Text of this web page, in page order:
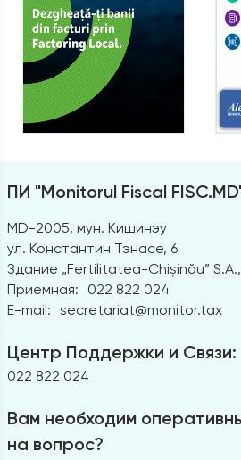
ПИ "Monitorul Fiscal
MD-2005, мун. Кишинэу
ул. Константин Тэнасе, 6
Здание „Fertilitatea-Chișinău”
Приемная:
022 822 024
E-mail: secretariat@monitor.tax
Центр Поддержки и Связи:
022 822 024
Вам необходим
на вопрос?